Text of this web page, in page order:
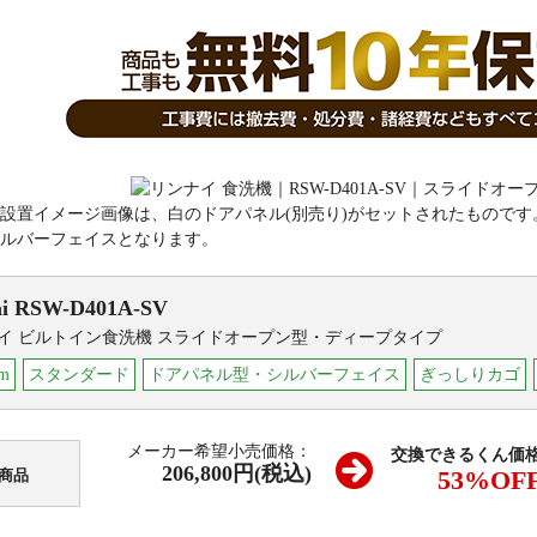
置イメージ画像は、白のドアパネル(別売り)がセットされたものです
バーフェイスとなります。
RSW-D401A-SV
ビルトイン食洗機 スライドオープン型・ディープタイプ
スタンダード ドアパネル型・シルバーフェイス ぎっしりカゴ
品
メーカー希望小売価格：
206,800円(税込)
交換できるくん価
53